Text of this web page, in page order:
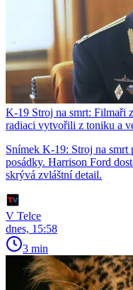
K-19 Stroj na smrt: Filmaři
radiaci vytvořili z toniku a
Snímek K-19: Stroj na smrt
posádky. Harrison Ford
skrývá zvláštní detail.
V Telce
dnes, 15:58
3 min